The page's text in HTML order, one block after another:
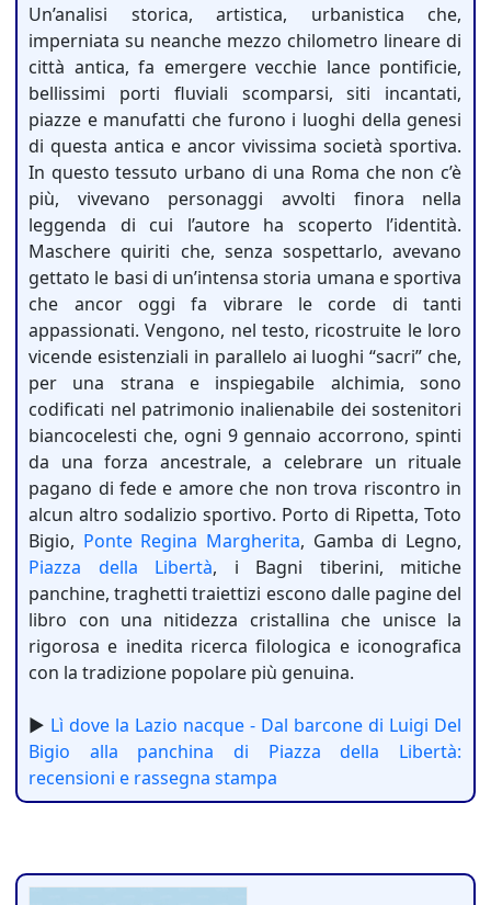
Un’analisi storica, artistica, urbanistica che,
imperniata su neanche mezzo chilometro lineare di
città antica, fa emergere vecchie lance pontificie,
bellissimi porti fluviali scomparsi, siti incantati,
piazze e manufatti che furono i luoghi della genesi
di questa antica e ancor vivissima società sportiva.
In questo tessuto urbano di una Roma che non c’è
più, vivevano personaggi avvolti finora nella
leggenda di cui l’autore ha scoperto l’identità.
Maschere quiriti che, senza sospettarlo, avevano
gettato le basi di un’intensa storia umana e sportiva
che ancor oggi fa vibrare le corde di tanti
appassionati. Vengono, nel testo, ricostruite le loro
vicende esistenziali in parallelo ai luoghi “sacri” che,
per una strana e inspiegabile alchimia, sono
codificati nel patrimonio inalienabile dei sostenitori
biancocelesti che, ogni 9 gennaio accorrono, spinti
da una forza ancestrale, a celebrare un rituale
pagano di fede e amore che non trova riscontro in
alcun altro sodalizio sportivo. Porto di Ripetta, Toto
Bigio, Ponte Regina Margherita, Gamba di Legno,
Piazza della Libertà, i Bagni tiberini, mitiche
panchine, traghetti traiettizi escono dalle pagine del
libro con una nitidezza cristallina che unisce la
rigorosa e inedita ricerca filologica e iconografica
con la tradizione popolare più genuina.
► Lì dove la Lazio nacque - Dal barcone di Luigi Del
Bigio alla panchina di Piazza della Libertà:
recensioni e rassegna stampa